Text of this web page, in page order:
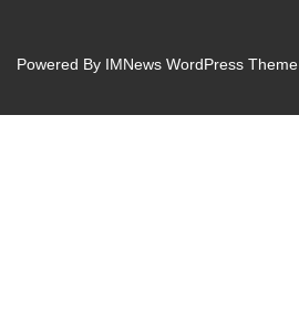
Powered By IMNews WordPress Theme